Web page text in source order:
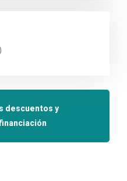
descuentos y